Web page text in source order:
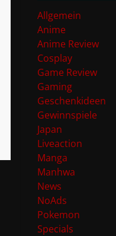
Allgemein
Anime
Anime Review
Cosplay
Game Review
Gaming
Geschenkideen
Gewinnspiele
Japan
Liveaction
Manga
Manhwa
News
NoAds
Pokemon
Specials